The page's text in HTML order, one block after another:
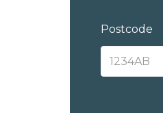
Postcode